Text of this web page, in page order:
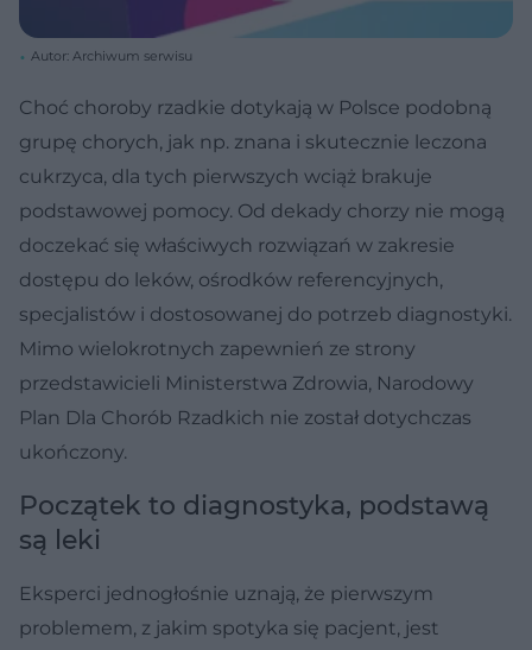
Autor: Archiwum serwisu
Choć choroby rzadkie dotykają w Polsce podobną
grupę chorych, jak np. znana i skutecznie leczona
cukrzyca, dla tych pierwszych wciąż brakuje
podstawowej pomocy. Od dekady chorzy nie mogą
doczekać się właściwych rozwiązań w zakresie
dostępu do leków, ośrodków referencyjnych,
specjalistów i dostosowanej do potrzeb diagnostyki.
Mimo wielokrotnych zapewnień ze strony
przedstawicieli Ministerstwa Zdrowia, Narodowy
Plan Dla Chorób Rzadkich nie został dotychczas
ukończony.
Początek to diagnostyka, podstawą
są leki
Eksperci jednogłośnie uznają, że pierwszym
problemem, z jakim spotyka się pacjent, jest